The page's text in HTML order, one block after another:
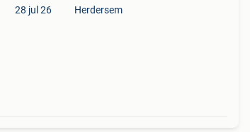
28 jul 26 Herdersem